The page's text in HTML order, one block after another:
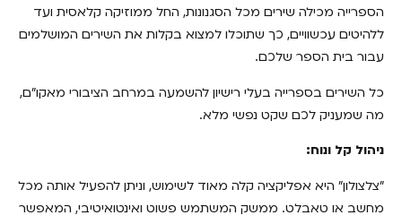
הספרייה מכילה שירים מכל הסגנונות, החל ממוזיקה קלאסית ועד
ללהיטים עכשוויים, כך שתוכלו למצוא בקלות את השירים המושלמים
עבור בית הספר שלכם.
כל השירים בספרייה בעלי רישיון להשמעה במרחב הציבורי מאקו"ם,
מה שמעניק לכם שקט נפשי מלא.
ניהול קל ונוח:
"צלצולון" היא אפליקציה קלה מאוד לשימוש, וניתן להפעיל אותה מכל
מחשב או טאבלט. ממשק המשתמש פשוט ואינטואיטיבי, המאפשר